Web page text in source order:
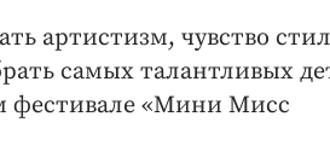
артистизм, чувство
самых талантливых
фестивале «Мини Мисс